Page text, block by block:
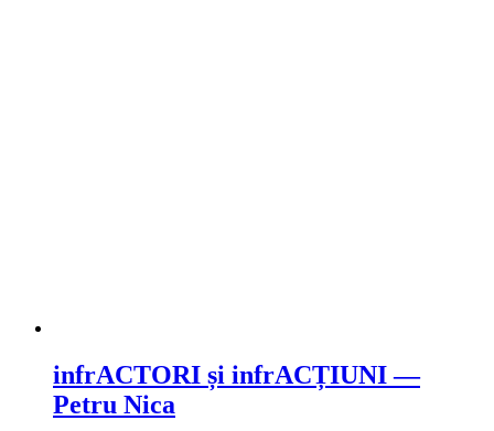
infrACTORI și infrACȚIUNI —
Petru Nica